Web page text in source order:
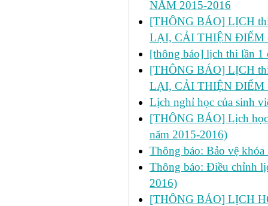
NĂM 2015-2016
[THÔNG BÁO] LỊCH
LẠI, CẢI THIỆN ĐIỂM
[thông báo] lịch thi lần 1
[THÔNG BÁO] LỊCH thi
LẠI, CẢI THIỆN ĐIỂM
Lịch nghỉ học của sinh
[THÔNG BÁO] Lịch
năm 2015-2016)
Thông báo: Bảo vệ
Thông báo: Điều chỉnh
2016)
[THÔNG BÁO] LỊCH